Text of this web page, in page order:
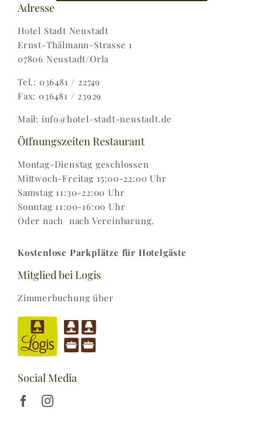
Zahlungsweisen |
Widerruf |
Versand & Lieferung
Adresse
Hotel Stadt Neustadt
Ernst-Thälmann-Strasse 1
07806 Neustadt/Orla
Tel.: 036481 / 22749
Fax: 036481 / 23929
Mail: info@hotel-stadt-neustadt.de
Öffnungszeiten Restaurant
Montag-Dienstag geschlossen
Mittwoch-Freitag 15:00-22:00 Uhr
Samstag 11:30-22:00 Uhr
Sonntag 11:00-16:00 Uhr
Oder nach nach Vereinbarung.
Kostenlose Parkplätze für Hotelgäste
Mitglied bei Logis
Zimmerbuchung über
Social Media